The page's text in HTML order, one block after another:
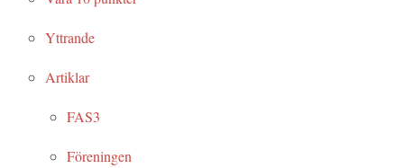
Yttrande
Artiklar
FAS3
Föreningen